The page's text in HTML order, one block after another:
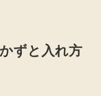
ずと入れ方